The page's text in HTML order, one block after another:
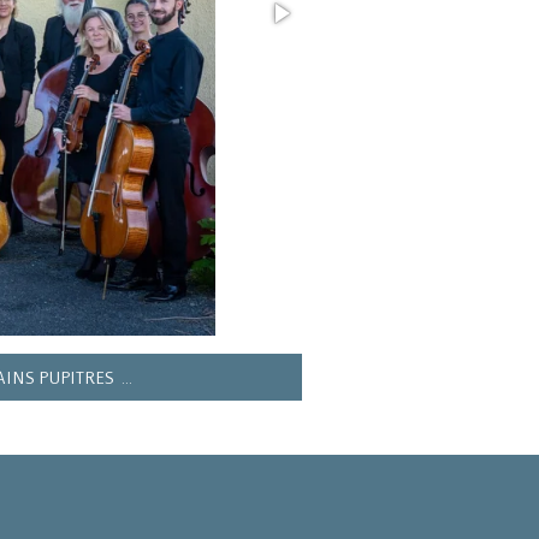
PUPITRES ...